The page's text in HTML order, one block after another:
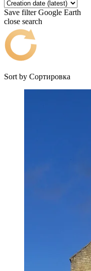
Save filter Google Earth
close search
Sort by Сортировка